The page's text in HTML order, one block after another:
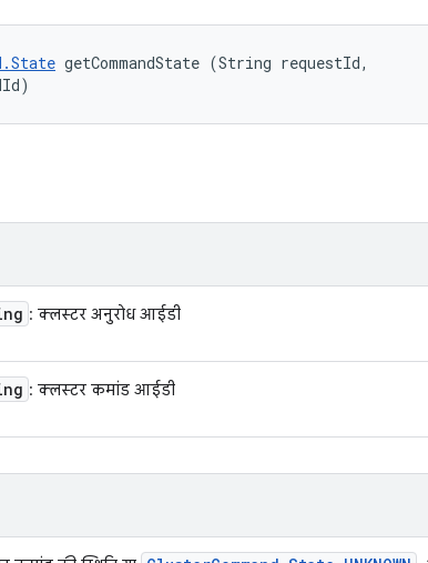
getCommandState (String requestId,
: क्लस्टर अनुरोध आईडी
: क्लस्टर कमांड आईडी